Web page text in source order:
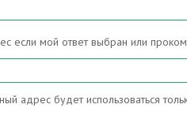
если мой ответ выбран или
адрес будет использоваться